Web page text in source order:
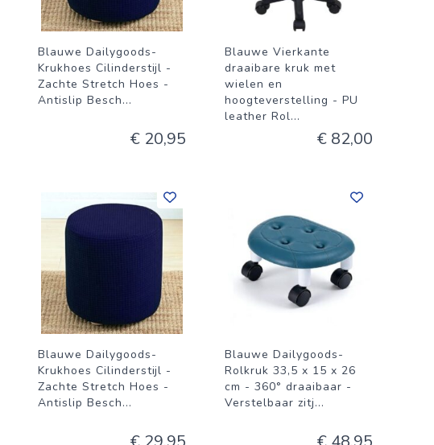
Blauwe Dailygoods-
Krukhoes Cilinderstijl -
Zachte Stretch Hoes -
Antislip Besch...
€ 20,95
Blauwe Vierkante
draaibare kruk met
wielen en
hoogteverstelling - PU
leather Rol...
€ 82,00
Blauwe Dailygoods-
Krukhoes Cilinderstijl -
Zachte Stretch Hoes -
Antislip Besch...
Blauwe Dailygoods-
Rolkruk 33,5 x 15 x 26
cm - 360° draaibaar -
Verstelbaar zitj...